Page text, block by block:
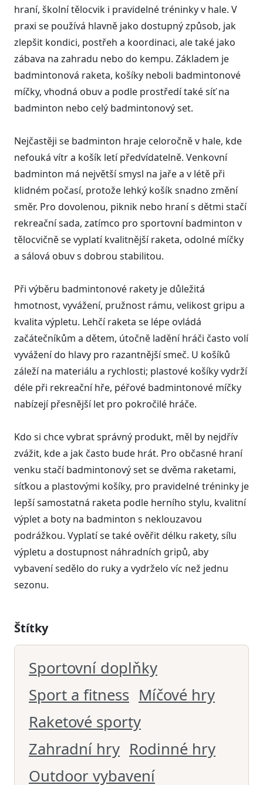
hraní, školní tělocvik i pravidelné tréninky v hale. V
praxi se používá hlavně jako dostupný způsob, jak
zlepšit kondici, postřeh a koordinaci, ale také jako
zábava na zahradu nebo do kempu. Základem je
badmintonová raketa, košíky neboli badmintonové
míčky, vhodná obuv a podle prostředí také síť na
badminton nebo celý badmintonový set.
Nejčastěji se badminton hraje celoročně v hale, kde
nefouká vítr a košík letí předvídatelně. Venkovní
badminton má největší smysl na jaře a v létě při
klidném počasí, protože lehký košík snadno změní
směr. Pro dovolenou, piknik nebo hraní s dětmi stačí
rekreační sada, zatímco pro sportovní badminton v
tělocvičně se vyplatí kvalitnější raketa, odolné míčky
a sálová obuv s dobrou stabilitou.
Při výběru badmintonové rakety je důležitá
hmotnost, vyvážení, pružnost rámu, velikost gripu a
kvalita výpletu. Lehčí raketa se lépe ovládá
začátečníkům a dětem, útočně ladění hráči často volí
vyvážení do hlavy pro razantnější smeč. U košíků
záleží na materiálu a rychlosti; plastové košíky vydrží
déle při rekreační hře, péřové badmintonové míčky
nabízejí přesnější let pro pokročilé hráče.
Kdo si chce vybrat správný produkt, měl by nejdřív
zvážit, kde a jak často bude hrát. Pro občasné hraní
venku stačí badmintonový set se dvěma raketami,
síťkou a plastovými košíky, pro pravidelné tréninky je
lepší samostatná raketa podle herního stylu, kvalitní
výplet a boty na badminton s neklouzavou
podrážkou. Vyplatí se také ověřit délku rakety, sílu
výpletu a dostupnost náhradních gripů, aby
vybavení sedělo do ruky a vydrželo víc než jednu
sezonu.
Štítky
Sportovní doplňky
Sport a fitness Míčové hry
Raketové sporty
Zahradní hry Rodinné hry
Outdoor vybavení